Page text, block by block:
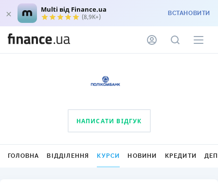
Multi від Finance.ua
(8,9K+) ВСТАНОВИТИ
НАПИСАТИ ВІДГУК
ГОЛОВНА ВІДДІЛЕННЯ КУРСИ НОВИНИ КРЕДИТИ